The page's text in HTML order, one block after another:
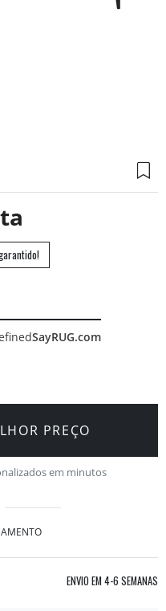
SayRUG.com
PREÇO
em minutos
ENVIO EM 4-6 SEMANAS